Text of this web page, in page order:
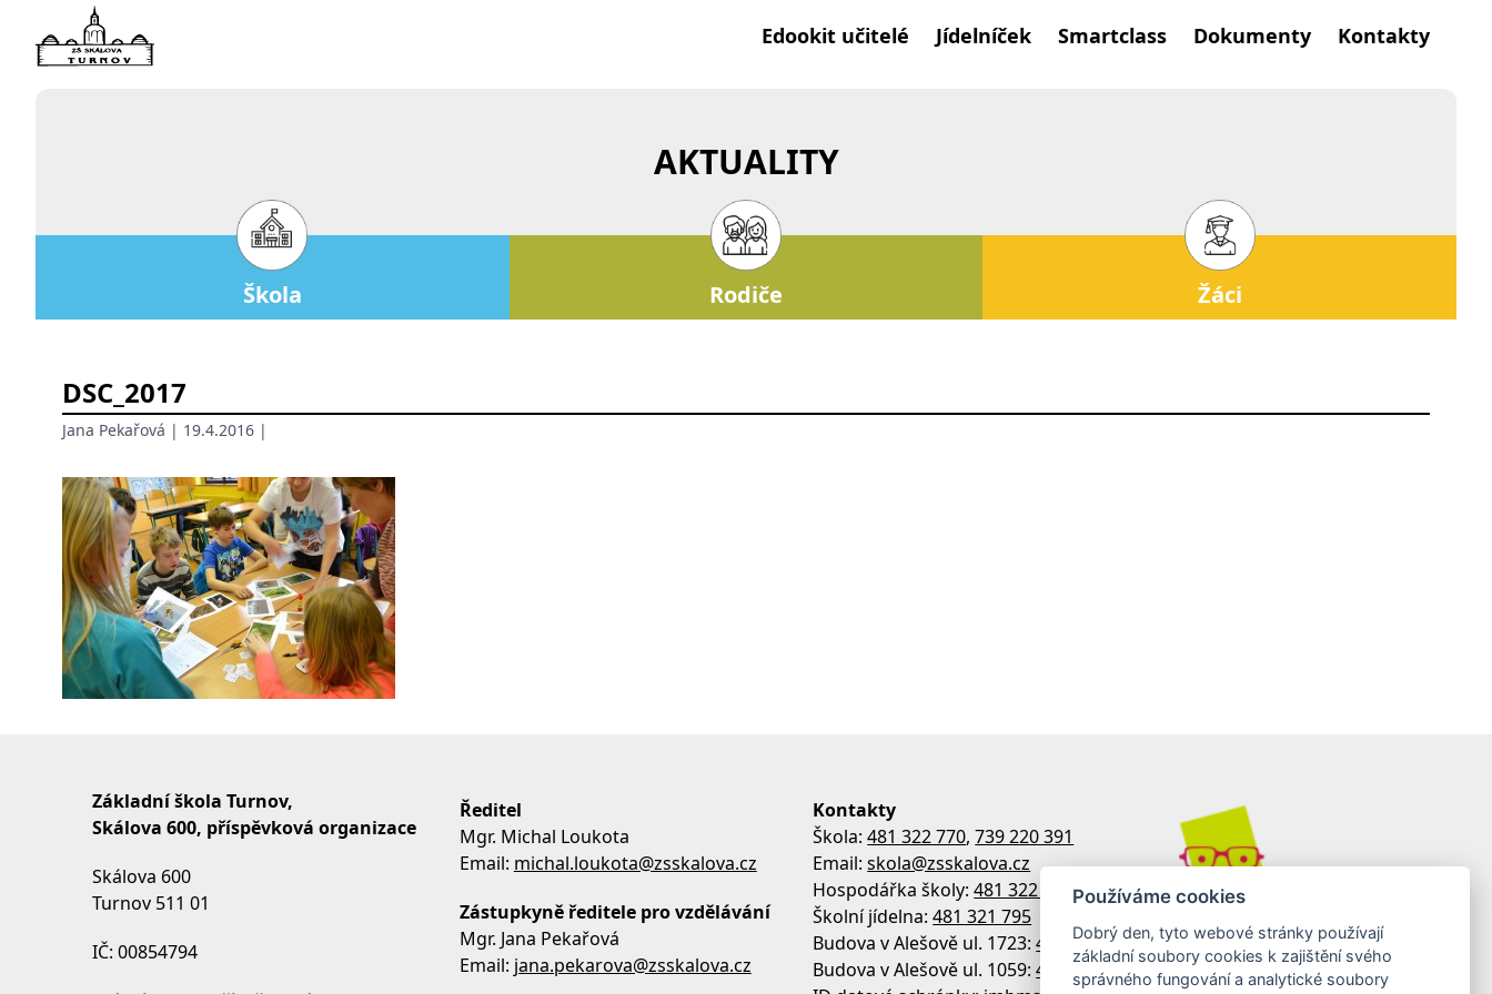
Edookit učitelé Jídelníček Smartclass Dokumenty Kontakty
AKTUALITY
Škola Rodiče Žáci
DSC_2017
Jana Pekařová | 19.4.2016 |
Základní škola Turnov,
Skálova 600, příspěvková organizace
Skálova 600
Turnov 511 01
IČ: 00854794
Ředitel
Mgr. Michal Loukota
Email: michal.loukota@zsskalova.cz
Zástupkyně ředitele pro vzdělávání
Mgr. Jana Pekařová
Email: jana.pekarova@zsskalova.cz
Kontakty
Škola:481 322 770,739 220 391
Email:skola@zsskalova.cz
Hospodářka školy:481 322 770
Školní jídelna:481 321 795
Budova v Alešově ul. 1723:481 322 758
Budova v Alešově ul. 1059:481 313 533
Používáme cookies
Dobrý den, tyto webové stránky používají
základní soubory cookies k zajištění svého
správného fungování a analytické soubory